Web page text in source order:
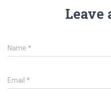
Leave
Name *
Email *